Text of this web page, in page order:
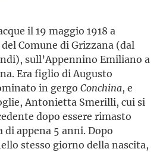
il 19 maggio 1918 a
Comune di Grizzana (dal
sull’Appennino Emiliano a
Era figlio di Augusto
in gergo Conchina, e
Antonietta Smerilli, cui si
dopo essere rimasto
appena 5 anni. Dopo
stesso giorno della nascita,